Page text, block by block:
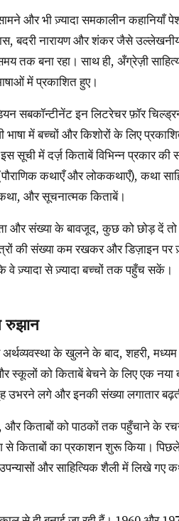
बदरी नारायण और शंकर जैसे
तक बना रहा। साथ ही, अँग्रेज़ी
में प्रकाशित हुए।
में बच्चों और किशोरों के लिए
सूची में दर्ज़ किताबें विभिन्न प्रकार की
कथाएँ और लोककथाएँ), कथा
और सूचनात्मक किताबें।
की संख्या कम रखकर और डिज़ाइन पर
वे ज़्यादा से ज़्यादा बच्चों तक पहुँच सकें।
रुझान
स्कूलों को किताबें बेचने के लिए एक
लगे और इनकी संख्या लगातार
किताबों का प्रकाशन शुरू किया।
और साहित्यिक शैली में लिखे गए